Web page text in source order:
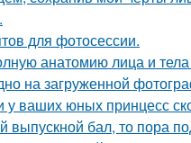
для фотосессии.
анатомию лица и тела
на загруженной
у ваших юных принцесс
выпускной бал, то пора